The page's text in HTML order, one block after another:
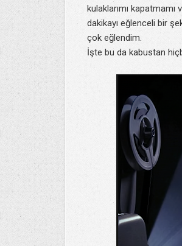
kulaklarımı kapatmamı
dakikayı eğlenceli bir
çok eğlendim.
İşte bu da kabustan